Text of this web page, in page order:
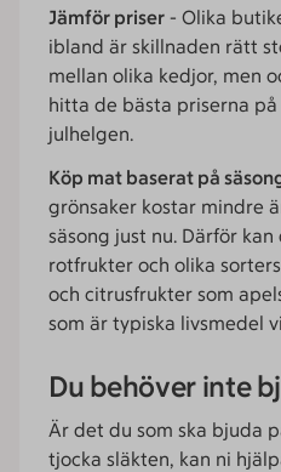
Jämför priser - Olika
ibland är skillnaden rätt
mellan olika kedjor, men
hitta de bästa priserna
julhelgen.
Köp mat baserat på
grönsaker kostar mindre
säsong just nu. Därför
rotfrukter och olika
och citrusfrukter som
som är typiska livsmedel
Du behöver inte
Är det du som ska bjuda
tjocka släkten, kan ni